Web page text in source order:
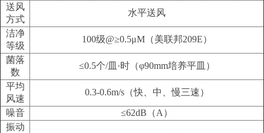
送风
方式
水平送风
洁净
等级
100级@≥0.5μM（美联邦209E）
菌落
数
≤0.5个/皿·时（φ90mm培养平皿）
平均
风速
0.3-0.6m/s（快、中、慢三速）
噪音
≤62dB（A）
振动